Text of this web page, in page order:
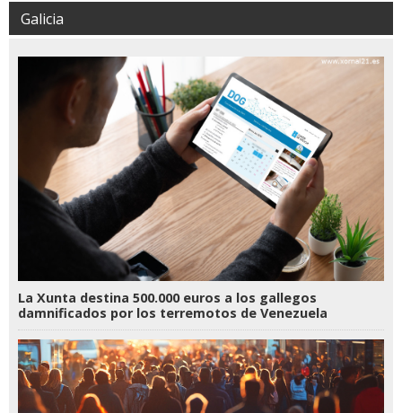
Galicia
La Xunta destina 500.000 euros a los gallegos
damnificados por los terremotos de Venezuela